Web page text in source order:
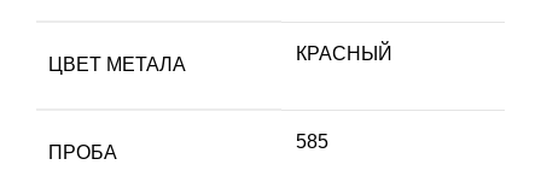
ЦВЕТ МЕТАЛА
КРАСНЫЙ
ПРОБА
585